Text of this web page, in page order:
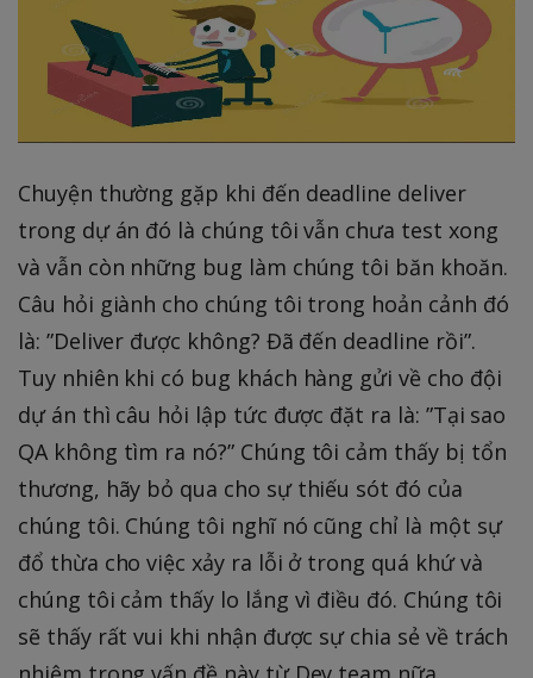
Chuyện thường gặp khi đến deadline deliver
trong dự án đó là chúng tôi vẫn chưa test xong
và vẫn còn những bug làm chúng tôi băn khoăn.
Câu hỏi giành cho chúng tôi trong hoản cảnh đó
là: ”Deliver được không? Đã đến deadline rồi”.
Tuy nhiên khi có bug khách hàng gửi về cho đội
dự án thì câu hỏi lập tức được đặt ra là: ”Tại sao
QA không tìm ra nó?” Chúng tôi cảm thấy bị tổn
thương, hãy bỏ qua cho sự thiếu sót đó của
chúng tôi. Chúng tôi nghĩ nó cũng chỉ là một sự
đổ thừa cho việc xảy ra lỗi ở trong quá khứ và
chúng tôi cảm thấy lo lắng vì điều đó. Chúng tôi
sẽ thấy rất vui khi nhận được sự chia sẻ về trách